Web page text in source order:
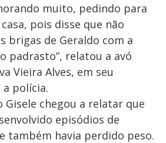
muito, pedindo para
pois disse que não
brigas de Geraldo com a
padrasto”, relatou a avó
Vieira Alves, em seu
polícia.
chegou a relatar que
episódios de
também havia perdido peso.